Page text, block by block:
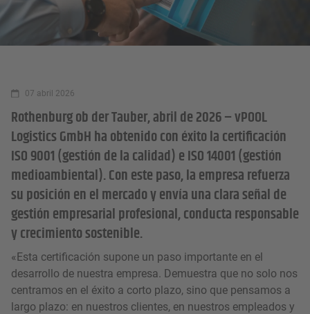
07 abril 2026
Rothenburg ob der Tauber, abril de 2026 – vPOOL
Logistics GmbH ha obtenido con éxito la certificación
ISO 9001 (gestión de la calidad) e ISO 14001 (gestión
medioambiental). Con este paso, la empresa refuerza
su posición en el mercado y envía una clara señal de
gestión empresarial profesional, conducta responsable
y crecimiento sostenible.
«Esta certificación supone un paso importante en el
desarrollo de nuestra empresa. Demuestra que no solo nos
centramos en el éxito a corto plazo, sino que pensamos a
largo plazo: en nuestros clientes, en nuestros empleados y